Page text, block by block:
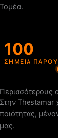
Τομέα.
100
ΣΗΜΕΙΑ
Περισσότερους
Στην Thestamar
ποιότητας,
μας.